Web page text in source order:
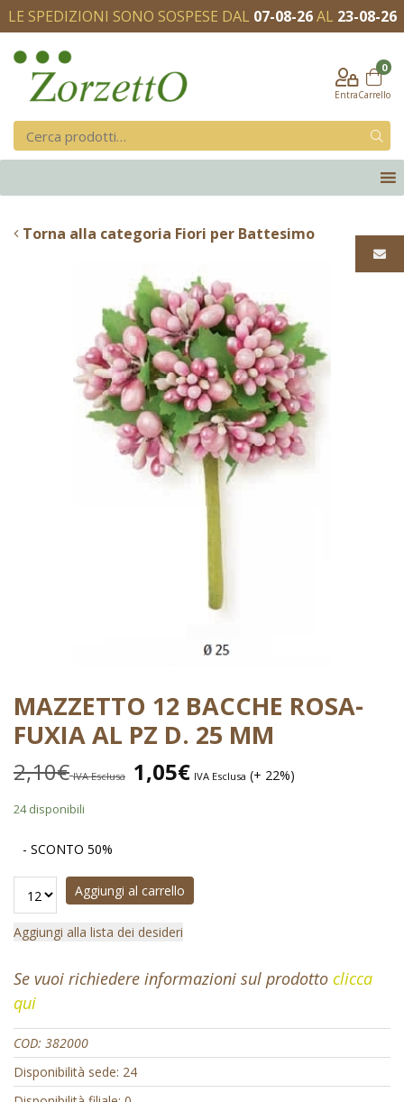
LE SPEDIZIONI SONO SOSPESE DAL 07-08-26AL 23-08-26
Entra
0
Carrello
Torna alla categoria Fiori per Battesimo
MAZZETTO 12 BACCHE ROSA-
FUXIA AL PZ D. 25 MM
2,10€ IVA Esclusa 1,05€ IVA Esclusa (+ 22%)
24 disponibili
- SCONTO 50%
Aggiungi al carrello
Aggiungi alla lista dei desideri
Se vuoi richiedere informazioni sul prodotto clicca
qui
COD: 382000
Disponibilità sede: 24